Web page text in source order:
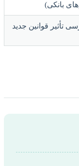
بانکی)
تأثیر قوانین جدید